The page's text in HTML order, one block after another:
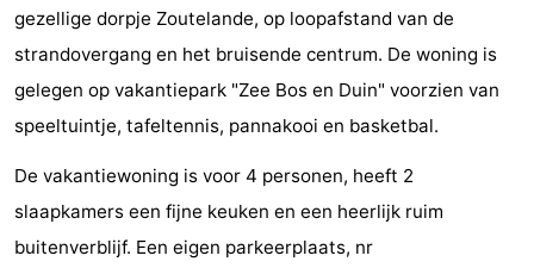
Bowlen
Wellness
&
Steden
Natuur
Rondleidingen
Sporten
gezellige dorpje Zoutelande, op loopafstand van de
strandovergang en het bruisende centrum. De woning is
gelegen op vakantiepark "Zee Bos en Duin" voorzien van
speeltuintje, tafeltennis, pannakooi en basketbal.
De vakantiewoning is voor 4 personen, heeft 2
slaapkamers een fijne keuken en een heerlijk ruim
buitenverblijf. Een eigen parkeerplaats, nr